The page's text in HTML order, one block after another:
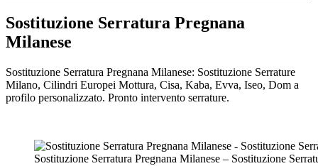
Sostituzione Serratura Pregnana
Milanese
Sostituzione Serratura Pregnana Milanese: Sostituzione Serrature
Milano, Cilindri Europei Mottura, Cisa, Kaba, Evva, Iseo, Dom a
profilo personalizzato. Pronto intervento serrature.
Sostituzione Serratura Pregnana Milanese – Sostituzione